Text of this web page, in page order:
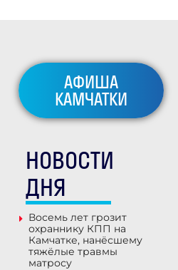
АФИША
КАМЧАТКИ
НОВОСТИ
ДНЯ
Восемь лет грозит
охраннику КПП на
Камчатке, нанёсшему
тяжёлые травмы
матросу